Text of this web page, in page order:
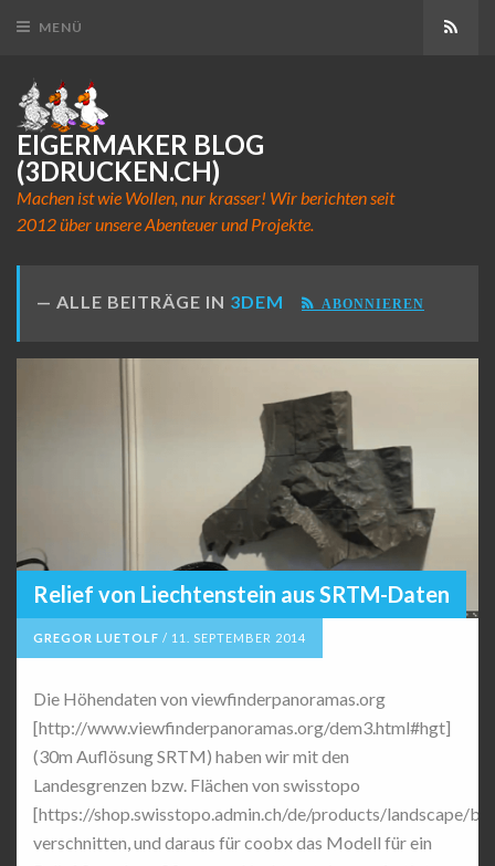
MENÜ
EIGERMAKER BLOG
(3DRUCKEN.CH)
Machen ist wie Wollen, nur krasser! Wir berichten seit
2012 über unsere Abenteuer und Projekte.
ALLE BEITRÄGE IN 3DEM ABONNIEREN
Relief von Liechtenstein aus SRTM-Daten
GREGOR LUETOLF / 11. SEPTEMBER 2014
Die Höhendaten von viewfinderpanoramas.org
[http://www.viewfinderpanoramas.org/dem3.html#hgt]
(30m Auflösung SRTM) haben wir mit den
Landesgrenzen bzw. Flächen von swisstopo
[https://shop.swisstopo.admin.ch/de/products/landscape/
verschnitten, und daraus für coobx das Modell für ein